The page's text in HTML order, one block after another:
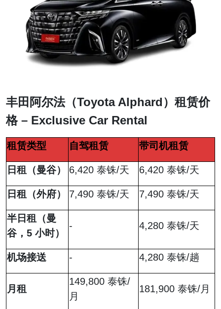
丰田阿尔法（Toyota Alphard）租赁价
格 – Exclusive Car Rental
租赁类型 自驾租赁 带司机租赁
日租（曼谷） 6,420 泰铢/天 6,420 泰铢/天
日租（外府） 7,490 泰铢/天 7,490 泰铢/天
半日租（曼
谷，5 小时）
- 4,280 泰铢/天
机场接送 - 4,280 泰铢/趟
月租
149,800 泰铢/
月
181,900 泰铢/月